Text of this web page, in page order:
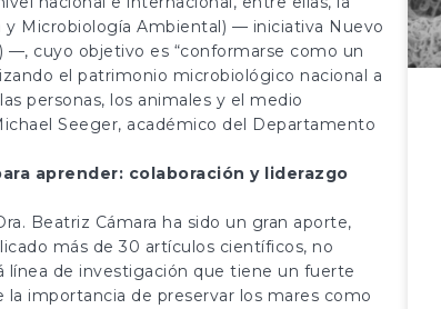
Microbiología Ambiental) — iniciativa Nuevo
—, cuyo objetivo es “conformarse como un
el patrimonio microbiológico nacional a
personas, los animales y el medio
Seeger, académico del Departamento
aprender: colaboración y liderazgo
Beatriz Cámara ha sido un gran aporte,
más de 30 artículos científicos, no
línea de investigación que tiene un fuerte
la importancia de preservar los mares como